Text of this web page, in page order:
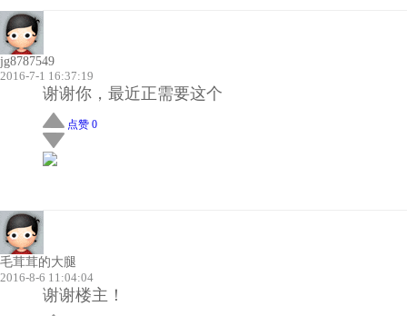
jg8787549
2016-7-1 16:37:19
谢谢你，最近正需要这个
点赞 0
毛茸茸的大腿
2016-8-6 11:04:04
谢谢楼主！